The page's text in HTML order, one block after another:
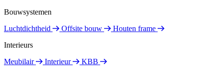
Bouwsystemen
Luchtdichtheid
Offsite bouw
Houten frame
Interieurs
Meubilair
Interieur
KBB